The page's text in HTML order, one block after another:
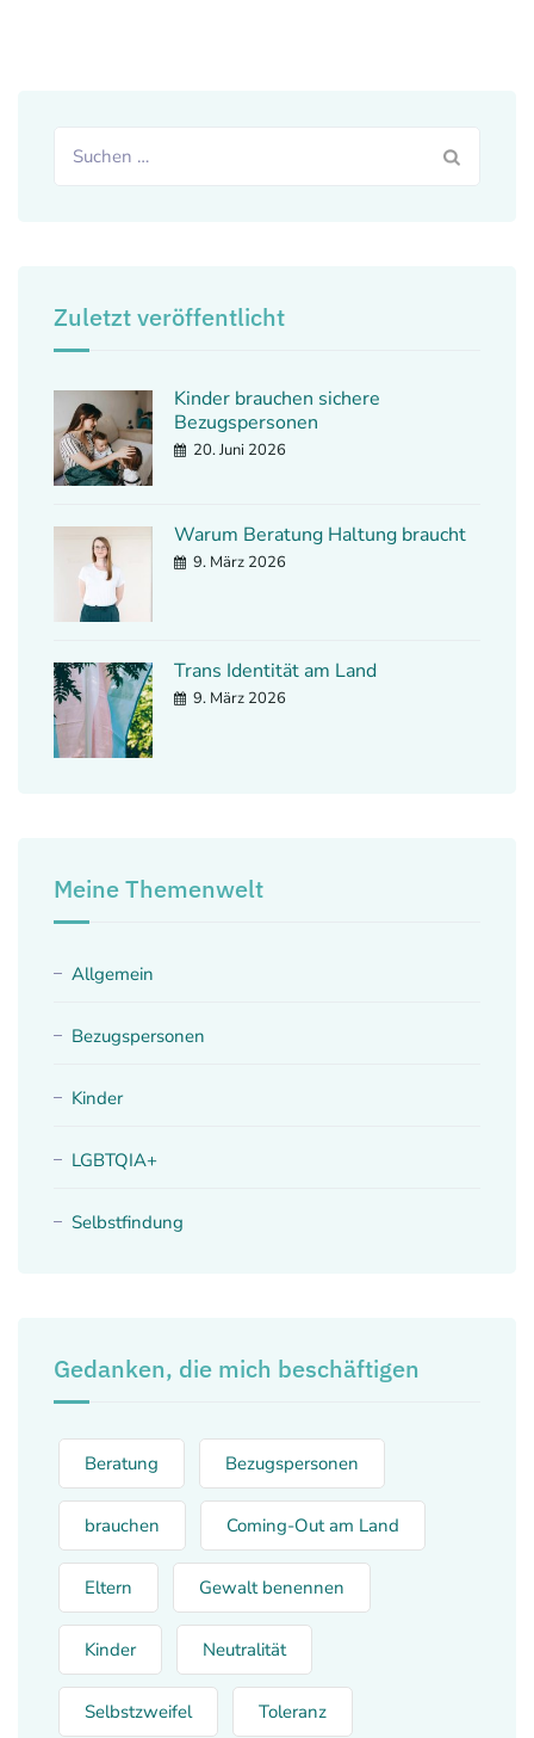
Zuletzt veröffentlicht
Kinder brauchen sichere
Bezugspersonen
20. Juni 2026
Warum Beratung Haltung braucht
9. März 2026
Trans Identität am Land
9. März 2026
Meine Themenwelt
Allgemein
Bezugspersonen
Kinder
LGBTQIA+
Selbstfindung
Gedanken, die mich beschäftigen
Beratung Bezugspersonen
brauchen Coming-Out am Land
Eltern Gewalt benennen
Kinder Neutralität
Selbstzweifel Toleranz